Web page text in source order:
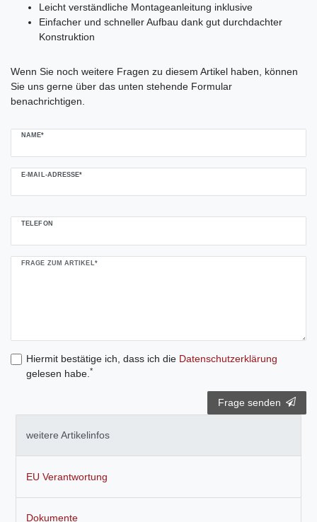
Leicht verständliche Montageanleitung inklusive
Einfacher und schneller Aufbau dank gut durchdachter
Konstruktion
Wenn Sie noch weitere Fragen zu diesem Artikel haben, können
Sie uns gerne über das unten stehende Formular
benachrichtigen.
NAME*
E-MAIL-ADRESSE*
TELEFON
FRAGE ZUM ARTIKEL*
Hiermit bestätige ich, dass ich die Daten­schutz­erklärung
gelesen habe. *
Frage senden
weitere Artikelinfos
EU Verantwortung
Dokumente